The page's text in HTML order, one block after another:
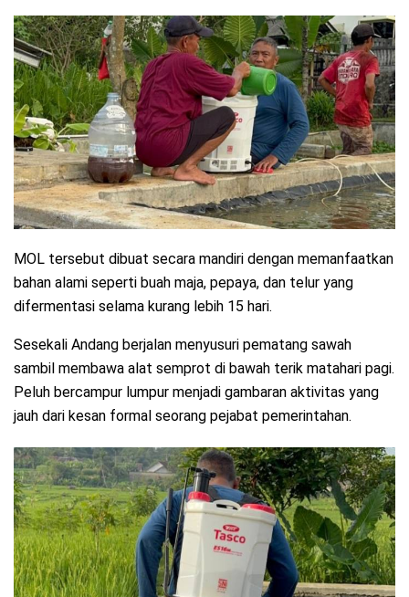
MOL tersebut dibuat secara mandiri dengan memanfaatkan
bahan alami seperti buah maja, pepaya, dan telur yang
difermentasi selama kurang lebih 15 hari.
Sesekali Andang berjalan menyusuri pematang sawah
sambil membawa alat semprot di bawah terik matahari pagi.
Peluh bercampur lumpur menjadi gambaran aktivitas yang
jauh dari kesan formal seorang pejabat pemerintahan.